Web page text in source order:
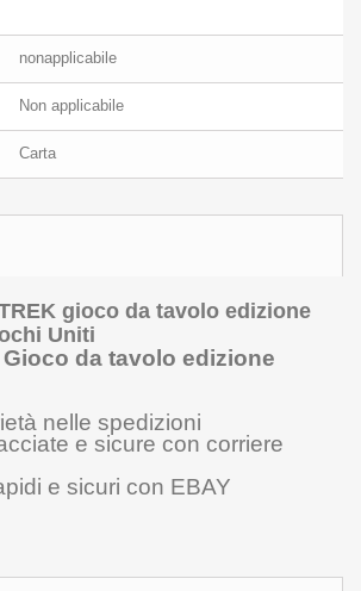
nonapplicabile
Non applicabile
Carta
gioco da tavolo edizione
Uniti
da tavolo edizione
nelle spedizioni
e sicure con corriere
e sicuri con EBAY